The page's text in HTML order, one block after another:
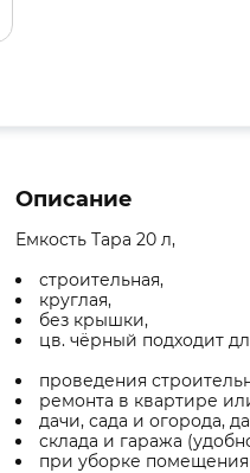
Описание
Емкость Тара 20 л,
строительная,
круглая,
без крышки,
цв. чёрный подходит
проведения
ремонта в квартире
дачи, сада и огорода,
склада и гаража
при уборке помещения